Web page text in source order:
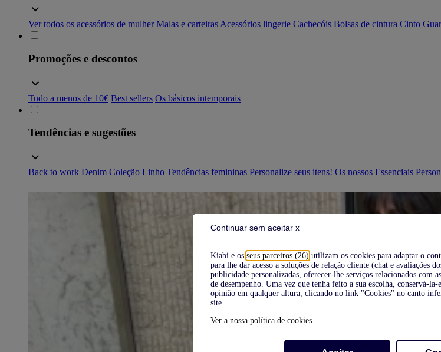
Kiabi e os seus parceiros (26) utilizam os cookies para adaptar o
para lhe dar acesso a soluções de relação cliente (chat e avaliações
publicidade personalizadas, oferecer-lhe serviços relacionados com
de desempenho. Uma vez que tenha feito a sua escolha, conservá-
opinião em qualquer altura, clicando no link "Cookies" no canto
site.
Ver a nossa política de cookies
Continuar sem aceitar x
Ver todos os acessórios de mulher Malas e carteiras Acessórios lingerie Cachecóis Bolsas de cintura Cinto
Promoções e descontos
Tudo a menos de 10€ Best sellers Os básicos intemporais
Tendências e sugestões
Back to work Denim Coleção Linho Tendências femininas Personalize seus itens! Os nossos Essenciais